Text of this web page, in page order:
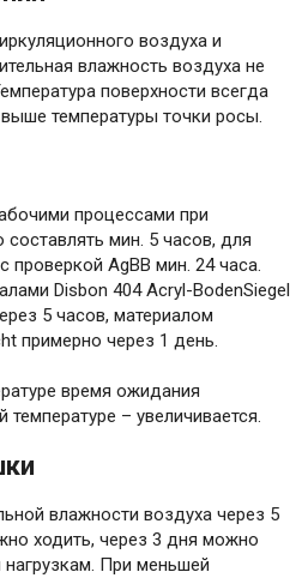
воздуха и
влажность воздуха не
поверхности всегда
температуры точки росы.
процессами при
мин. 5 часов, для
проверкой AgBB мин. 24 часа.
Disbon 404 Acryl-BodenSiegel
5 часов, материалом
примерно через 1 день.
время ожидания
– увеличивается.
влажности воздуха через 5
ходить, через 3 дня можно
При меньшей